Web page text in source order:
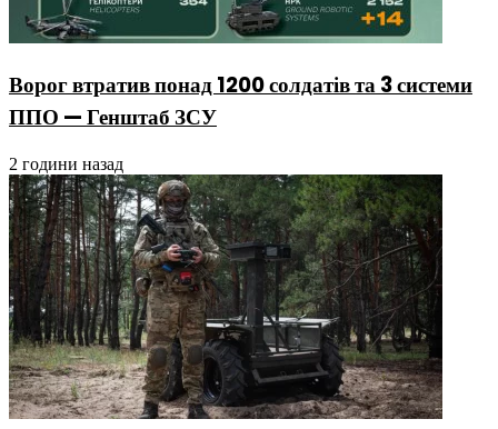
Ворог втратив понад 1200 солдатів та 3 системи
ППО — Генштаб ЗСУ
2 години назад